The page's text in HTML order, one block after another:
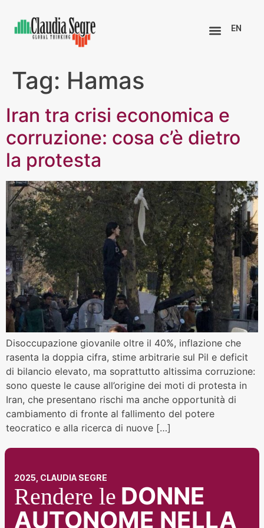
EN
Tag: Hamas
Iran tra crisi economica e
corruzione: cosa c’è dietro
la protesta
Disoccupazione giovanile oltre il 40%, inflazione che
rasenta la doppia cifra, stime arbitrarie sul Pil e deficit
di bilancio elevato, ma soprattutto altissima corruzione:
sono queste le cause all’origine dei moti di protesta in
Iran, che presentano rischi ma anche opportunità di
cambiamento di fronte al fallimento del potere
teocratico e alla ricerca di nuove […]
2025, CLAUDIA SEGRE
Rendere le DONNE
AUTONOME NELLA